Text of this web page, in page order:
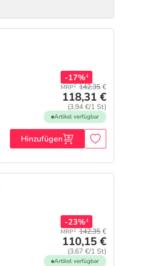
MRP2 142,35 €
118,31 €
(3,94 €/1 St)
-17%4
Artikel verfügbar
Hinzufügen
MRP2 142,35 €
110,15 €
(3,67 €/1 St)
-23%4
Artikel verfügbar